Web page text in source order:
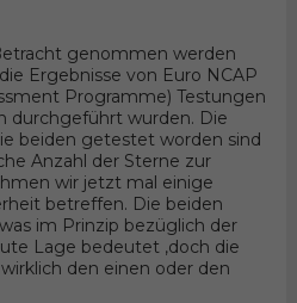
genommen werden
Ergebnisse von Euro NCAP
Programme) Testungen
durchgeführt wurden. Die
beiden getestet worden sind
Anzahl der Sterne zur
wir jetzt mal einige
betreffen. Die beiden
im Prinzip bezüglich der
Lage bedeutet ,doch die
den einen oder den